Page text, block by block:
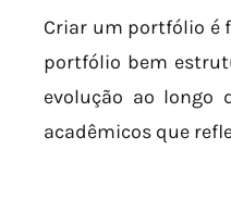
Criar um portfólio é
portfólio bem
evolução ao longo
acadêmicos que